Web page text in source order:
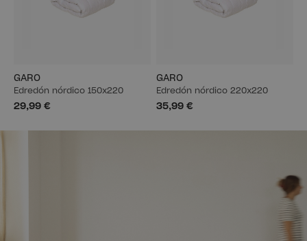
GARO
Edredón nórdico 150x220
29,99 €
GARO
Edredón nórdico 220x220
35,99 €